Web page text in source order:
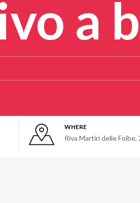
a
WHERE
Riva Martiri delle Foibe,